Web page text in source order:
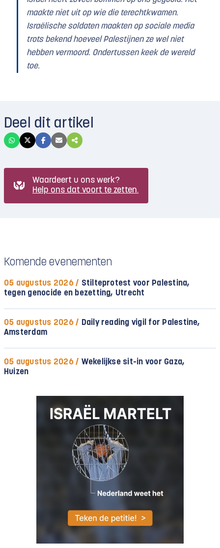
maakte niet uit op wie die terechtkwamen.
Israëlische soldaten maakten op sociale media
trots bekend hoeveel Palestijnen ze wel niet
hebben vermoord. Ondertussen keek de wereld
toe.
Deel dit artikel
Waardeert u ons werk?
Help ons dat voort te zetten.
Komende evenementen
05 augustus 2026 / Stilteprotest voor Palestina,
tegen genocide en bezetting, Utrecht
05 augustus 2026 / Daily reading vigil for Palestine,
Amsterdam
05 augustus 2026 / Wekelijkse sit-in voor Gaza,
Huizen